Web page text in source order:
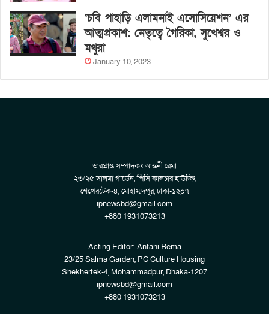
‘চবি পাহাড়ি এলামনাই এসোসিয়েশন’ এর
আত্মপ্রকাশ: নেতৃত্বে গৈরিকা, সুখেশ্বর ও
মথুরা
January 10, 2023
ভারপ্রাপ্ত সম্পাদকঃ আন্তনী রেমা
২৩/২৫ সালমা গার্ডেন, পিসি কালচার হাউজিং
শেখেরটেক-৪, মোহাম্মদপুর, ঢাকা-১২০৭
ipnewsbd@gmail.com
+880 1931073213
Acting Editor: Antani Rema
23/25 Salma Garden, PC Culture Housing
Shekhertek-4, Mohammadpur, Dhaka-1207
ipnewsbd@gmail.com
+880 1931073213